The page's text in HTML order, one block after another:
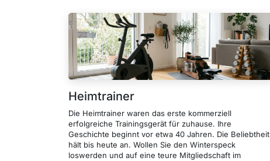
Heimtrainer
Die Heimtrainer waren das erste kommerziell
erfolgreiche Trainingsgerät für zuhause. Ihre
Geschichte beginnt vor etwa 40 Jahren. Die Beliebtheit
hält bis heute an. Wollen Sie den Winterspeck
loswerden und auf eine teure Mitgliedschaft im